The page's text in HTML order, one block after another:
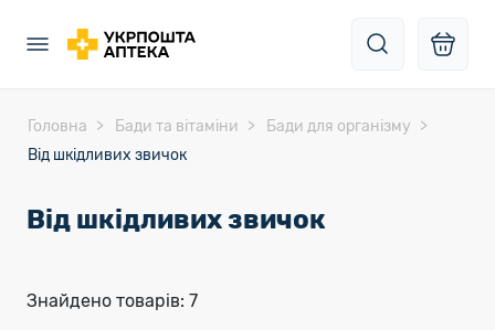
Головна Бади та вітаміни
Бади для організму
Від шкідливих звичок
Від шкідливих звичок
Знайдено товарів: 7